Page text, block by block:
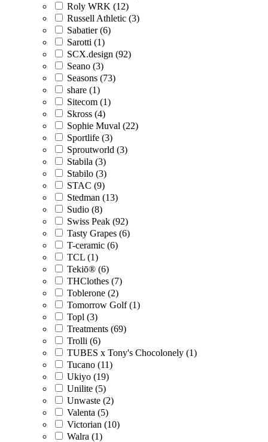
Roly WRK (12)
Russell Athletic (3)
Sabatier (6)
Sarotti (1)
SCX.design (92)
Seano (3)
Seasons (73)
share (1)
Sitecom (1)
Skross (4)
Sophie Muval (22)
Sportlife (3)
Sproutworld (3)
Stabila (3)
Stabilo (3)
STAC (9)
Stedman (13)
Sudio (8)
Swiss Peak (92)
Tasty Grapes (6)
T-ceramic (6)
TCL (1)
Tekiō® (6)
THClothes (7)
Toblerone (2)
Tomorrow Golf (1)
Topl (3)
Treatments (69)
Trolli (6)
TUBES x Tony's Chocolonely (1)
Tucano (11)
Ukiyo (19)
Unilite (5)
Unwaste (2)
Valenta (5)
Victorian (10)
Walra (1)